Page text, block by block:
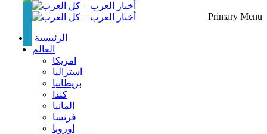
Primary Menu
الرئيسية
العالم
امريكا
استراليا
بريطانيا
كندا
المانيا
فرنسا
اوروبا